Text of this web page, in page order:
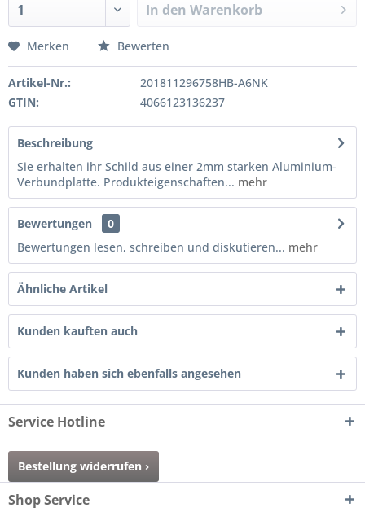
In den Warenkorb
Merken Bewerten
Artikel-Nr.:
201811296758HB-A6NK
GTIN:
4066123136237
Beschreibung
Sie erhalten ihr Schild aus einer 2mm starken Aluminium-
Verbundplatte. Produkteigenschaften... mehr
Bewertungen
0
Bewertungen lesen, schreiben und diskutieren... mehr
Ähnliche Artikel
Kunden kauften auch
Kunden haben sich ebenfalls angesehen
Service Hotline
Bestellung widerrufen ›
Shop Service